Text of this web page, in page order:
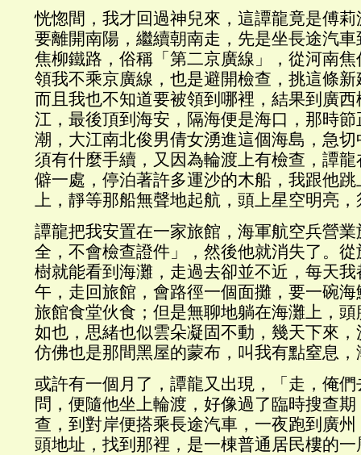
恍惚間，我才回過神兒來，這譚龍竟是傅
要離開南陽，繼續朝南走，先是坐長途汽
焦柳鐵路，俗稱「第二京廣線」，從河南
領我不乘京廣線，也是避開檢查，挑這條
而且我也不知道要被領到哪裡，結果到廣
江，最後頂到海安，隔海便是海口，那時
潮，大江南北俊男倩女湧進這個海島，急
須有什麼手續，又因為輪渡上有檢查，譚
僻一處，停泊著許多運沙的木船，我跟他
上，靜等那船無聲地起航，頭上星空明亮
譚龍把我安置在一家旅館，海軍航空兵營
全，不會檢查證件」，然後他就消失了。
樹就能看到海灘，走過去卻並不近，每天
午，走回旅館，會路徑一個面攤，要一碗
旅館食堂伙食；但是無聊地躺在海灘上，
如也，思緒也似雲朵凝固不動，幾天下來
仿佛也是那間黑屋的蒙布，叫我有點窒息
或許有一個月了，譚龍又出現，「走，俺
問，便隨他坐上輪渡，好像過了臨時搜查
查，到對岸便搭乘長途汽車，一夜跑到廣
頭地址，找到那裡，是一棟普通居民樓的一